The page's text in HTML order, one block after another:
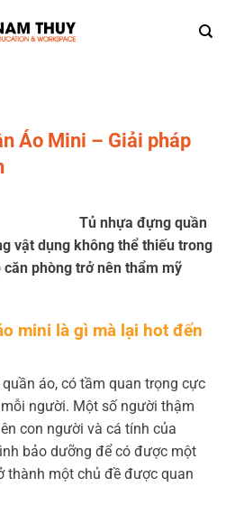
Áo Mini – Giải pháp
Tủ nhựa đựng quần
vật dụng không thể thiếu trong
căn phòng trở nên thẩm mỹ
mini là gì mà lại hot đến
áo, có tầm quan trọng cực
người. Một số người thậm
con người và cá tính của
bảo dưỡng để có được một
thành một chủ đề được quan